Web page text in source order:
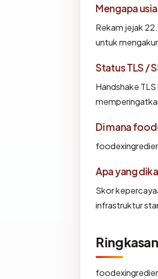
Mengapa
Rekam jejak
untuk
Status TLS /
Handshake
Di mana
Apa yang
Skor
infrastruktur